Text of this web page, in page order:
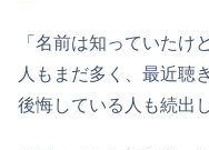
「名前は知っていたけ
人もまだ多く、最近聴
後悔している人も続出